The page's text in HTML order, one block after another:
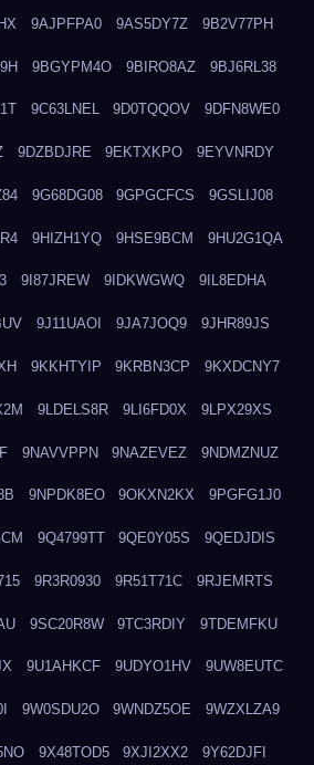
9AJPFPA0 9AS5DY7Z 9B2V77PH
9BGYPM4O 9BIRO8AZ 9BJ6RL38
9C63LNEL 9D0TQQOV 9DFN8WE0
9DZBDJRE 9EKTXKPO 9EYVNRDY
9G68DG08 9GPGCFCS 9GSLIJ08
9HIZH1YQ 9HSE9BCM 9HU2G1QA
9I87JREW 9IDKWGWQ 9IL8EDHA
9J11UAOI 9JA7JOQ9 9JHR89JS
9KKHTYIP 9KRBN3CP 9KXDCNY7
9LDELS8R 9LI6FD0X 9LPX29XS
9NAVVPPN 9NAZEVEZ 9NDMZNUZ
9NPDK8EO 9OKXN2KX 9PGFG1J0
9Q4799TT 9QE0Y05S 9QEDJDIS
9R3R0930 9R51T71C 9RJEMRTS
9SC20R8W 9TC3RDIY 9TDEMFKU
9U1AHKCF 9UDYO1HV 9UW8EUTC
9W0SDU2O 9WNDZ5OE 9WZXLZA9
9X48TOD5 9XJI2XX2 9Y62DJFI